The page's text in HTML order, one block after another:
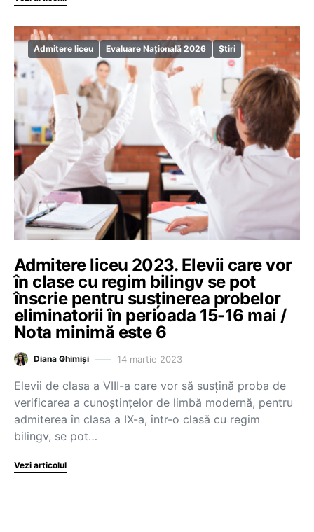
Admitere liceu Evaluare Națională 2026 Știri
Admitere liceu 2023. Elevii care vor
în clase cu regim bilingv se pot
înscrie pentru susținerea probelor
eliminatorii în perioada 15-16 mai /
Nota minimă este 6
Diana Ghimiși 14 martie 2023
Elevii de clasa a VIII-a care vor să susțină proba de
verificarea a cunoștințelor de limbă modernă, pentru
admiterea în clasa a IX-a, într-o clasă cu regim
bilingv, se pot…
Vezi articolul